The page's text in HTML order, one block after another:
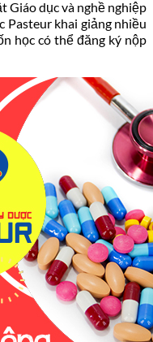
Giáo dục và nghề nghiệp
Pasteur khai giảng nhiều
học có thể đăng ký nộp